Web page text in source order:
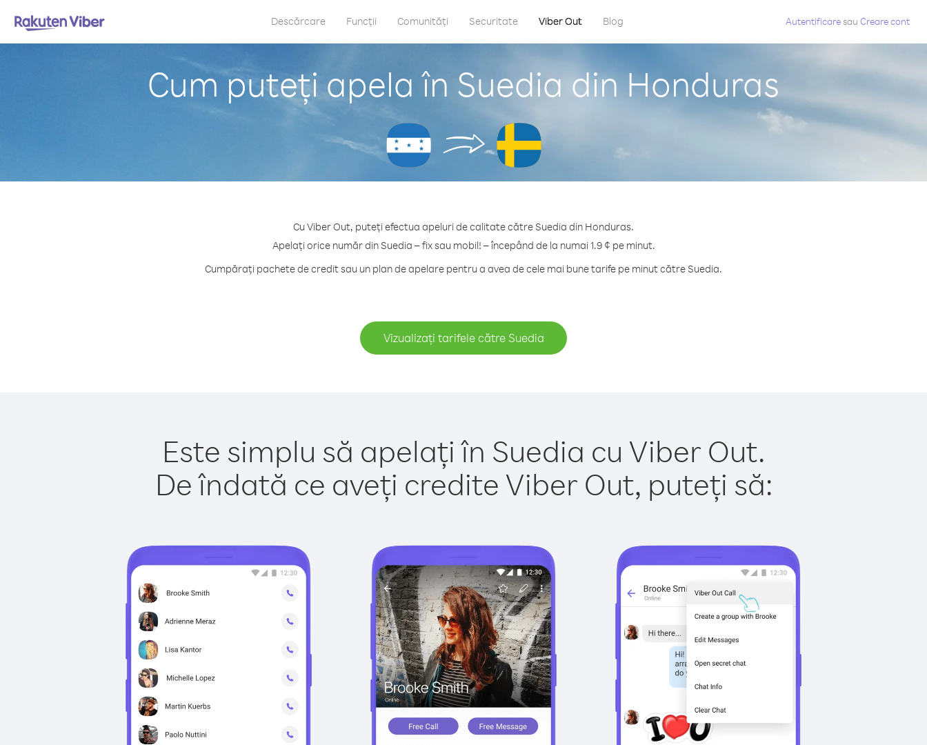
Descărcare Funcții Comunități Securitate Viber Out Blog Autentificaresau Creare cont
Cum puteți apela în Suedia din Honduras
Cu Viber Out, puteți efectua apeluri de calitate către Suedia din Honduras.
Apelați orice număr din Suedia – fix sau mobil! – începând de la numai 1.9 ¢ pe minut.
Cumpărați pachete de credit sau un plan de apelare pentru a avea de cele mai bune tarife pe minut către Suedia.
Vizualizați tarifele către Suedia
Este simplu să apelați în Suedia cu Viber Out.
De îndată ce aveți credite Viber Out, puteți să: